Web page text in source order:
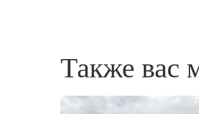
Также вас